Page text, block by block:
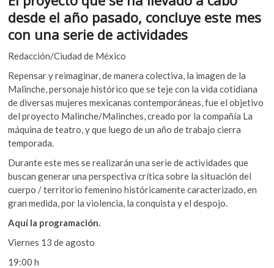
e
b
o
o
k
itt
er
at
s
A
p
p
desde el año pasado, concluye este mes
con una serie de actividades
Redacción/Ciudad de México
Repensar y reimaginar, de manera colectiva, la imagen de la
Malinche, personaje histórico que se teje con la vida cotidiana
de diversas mujeres mexicanas contemporáneas, fue el objetivo
del proyecto Malinche/Malinches, creado por la compañía La
máquina de teatro, y que luego de un año de trabajo cierra
temporada.
Durante este mes se realizarán una serie de actividades que
buscan generar una perspectiva crítica sobre la situación del
cuerpo / territorio femenino históricamente caracterizado, en
gran medida, por la violencia, la conquista y el despojo.
Aquí la programación.
Viernes 13 de agosto
19:00 h